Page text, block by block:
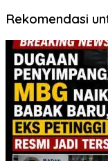
Rekomendasi